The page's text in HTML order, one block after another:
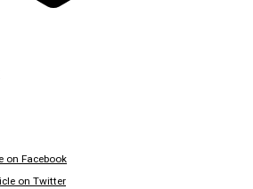
on Facebook
on Twitter